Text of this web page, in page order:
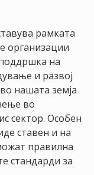
рамката
организации
на
и развој
нашата земја
во
сектор. Особен
ставен и на
правилна
стандарди за